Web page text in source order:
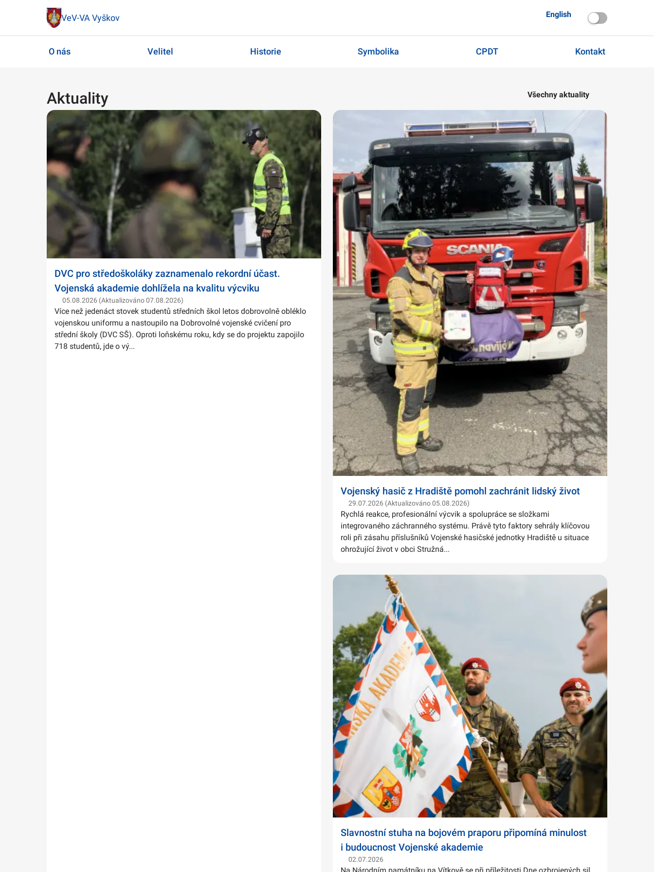
VeV-VA Vyškov English
O nás Velitel Historie Symbolika CPDT Kontakt
Aktuality Všechny aktuality
DVC pro středoškoláky zaznamenalo rekordní účast.
Vojenská akademie dohlížela na kvalitu výcviku
05.08.2026 (Aktualizováno 07.08.2026)
Více než jedenáct stovek studentů středních škol letos dobrovolně obléklo
vojenskou uniformu a nastoupilo na Dobrovolné vojenské cvičení pro
střední školy (DVC SŠ). Oproti loňskému roku, kdy se do projektu zapojilo
718 studentů, jde o vý...
Vojenský hasič z Hradiště pomohl zachránit lidský život
29.07.2026 (Aktualizováno 05.08.2026)
Rychlá reakce, profesionální výcvik a spolupráce se složkami
integrovaného záchranného systému. Právě tyto faktory sehrály klíčovou
roli při zásahu příslušníků Vojenské hasičské jednotky Hradiště u situace
ohrožující život v obci Stružná...
Slavnostní stuha na bojovém praporu připomíná minulost
i budoucnost Vojenské akademie
02.07.2026